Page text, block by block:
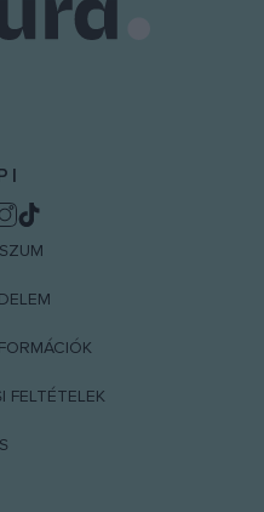
FELTÉTELEK